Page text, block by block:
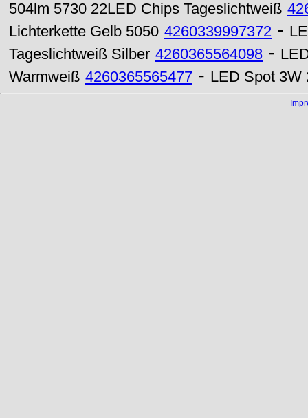
504lm 5730 22LED Chips Tageslichtweiß
Lichterkette Gelb 5050 4260339997372 -
Tageslichtweiß Silber 4260365564098 -
Warmweiß 4260365565477 - LED Spot 3W